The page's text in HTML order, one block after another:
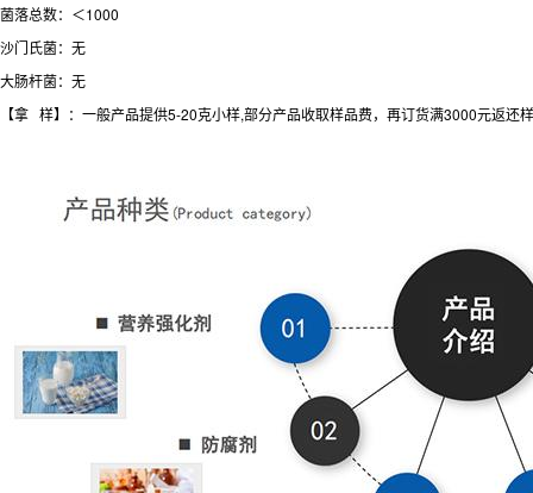
菌落总数：＜1000
沙门氏菌：无
大肠杆菌：无
【拿 样】：一般产品提供5-20克小样,部分产品收取样品费，再订货满3000元返还